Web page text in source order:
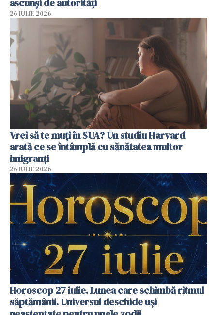
ascunși de autorități
26 IULIE 2026
Vrei să te muți în SUA? Un studiu Harvard
arată ce se întâmplă cu sănătatea multor
imigranți
26 IULIE 2026
Horoscop 27 iulie. Lunea care schimbă ritmul
săptămânii. Universul deschide uși